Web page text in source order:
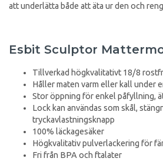
att underlätta både att äta ur den och
Esbit Sculptor
Tillverkad högkvalitativt 18/8
Håller maten varm eller kall under
Stor öppning för enkel påfyllning,
Lock kan användas som skål,
tryckavlastningsknapp
100% läckagesäker
Högkvalitativ pulverlackering för
Fri från BPA och ftalater